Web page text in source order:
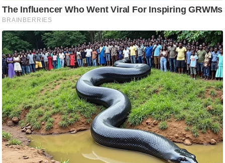
रि
ले
श
न
शि
प
रा
ज
नी
ति
वि
श्ले